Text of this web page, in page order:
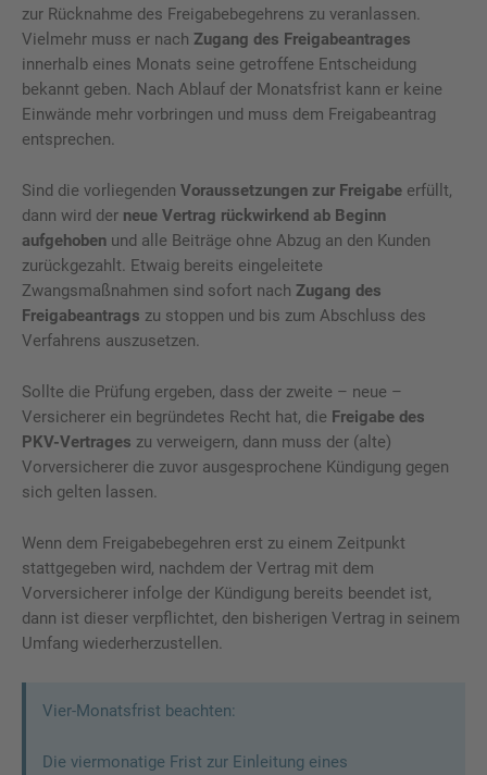
zur Rücknahme des Freigabebegehrens zu veranlassen.
Vielmehr muss er nach Zugang des Freigabeantrages
innerhalb eines Monats seine getroffene Entscheidung
bekannt geben. Nach Ablauf der Monatsfrist kann er keine
Einwände mehr vorbringen und muss dem Freigabeantrag
entsprechen.
Sind die vorliegenden Voraussetzungen zur Freigabe erfüllt,
dann wird der neue Vertrag rückwirkend ab Beginn
aufgehoben und alle Beiträge ohne Abzug an den Kunden
zurückgezahlt. Etwaig bereits eingeleitete
Zwangsmaßnahmen sind sofort nach Zugang des
Freigabeantrags zu stoppen und bis zum Abschluss des
Verfahrens auszusetzen.
Sollte die Prüfung ergeben, dass der zweite – neue –
Versicherer ein begründetes Recht hat, die Freigabe des
PKV-Vertrages zu verweigern, dann muss der (alte)
Vorversicherer die zuvor ausgesprochene Kündigung gegen
sich gelten lassen.
Wenn dem Freigabebegehren erst zu einem Zeitpunkt
stattgegeben wird, nachdem der Vertrag mit dem
Vorversicherer infolge der Kündigung bereits beendet ist,
dann ist dieser verpflichtet, den bisherigen Vertrag in seinem
Umfang wiederherzustellen.
Vier-Monatsfrist beachten:
Die viermonatige Frist zur Einleitung eines